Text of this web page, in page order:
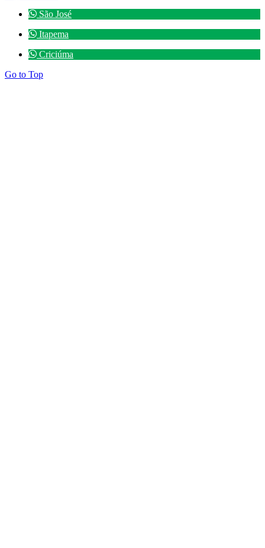
São José
Itapema
Criciúma
Go to Top